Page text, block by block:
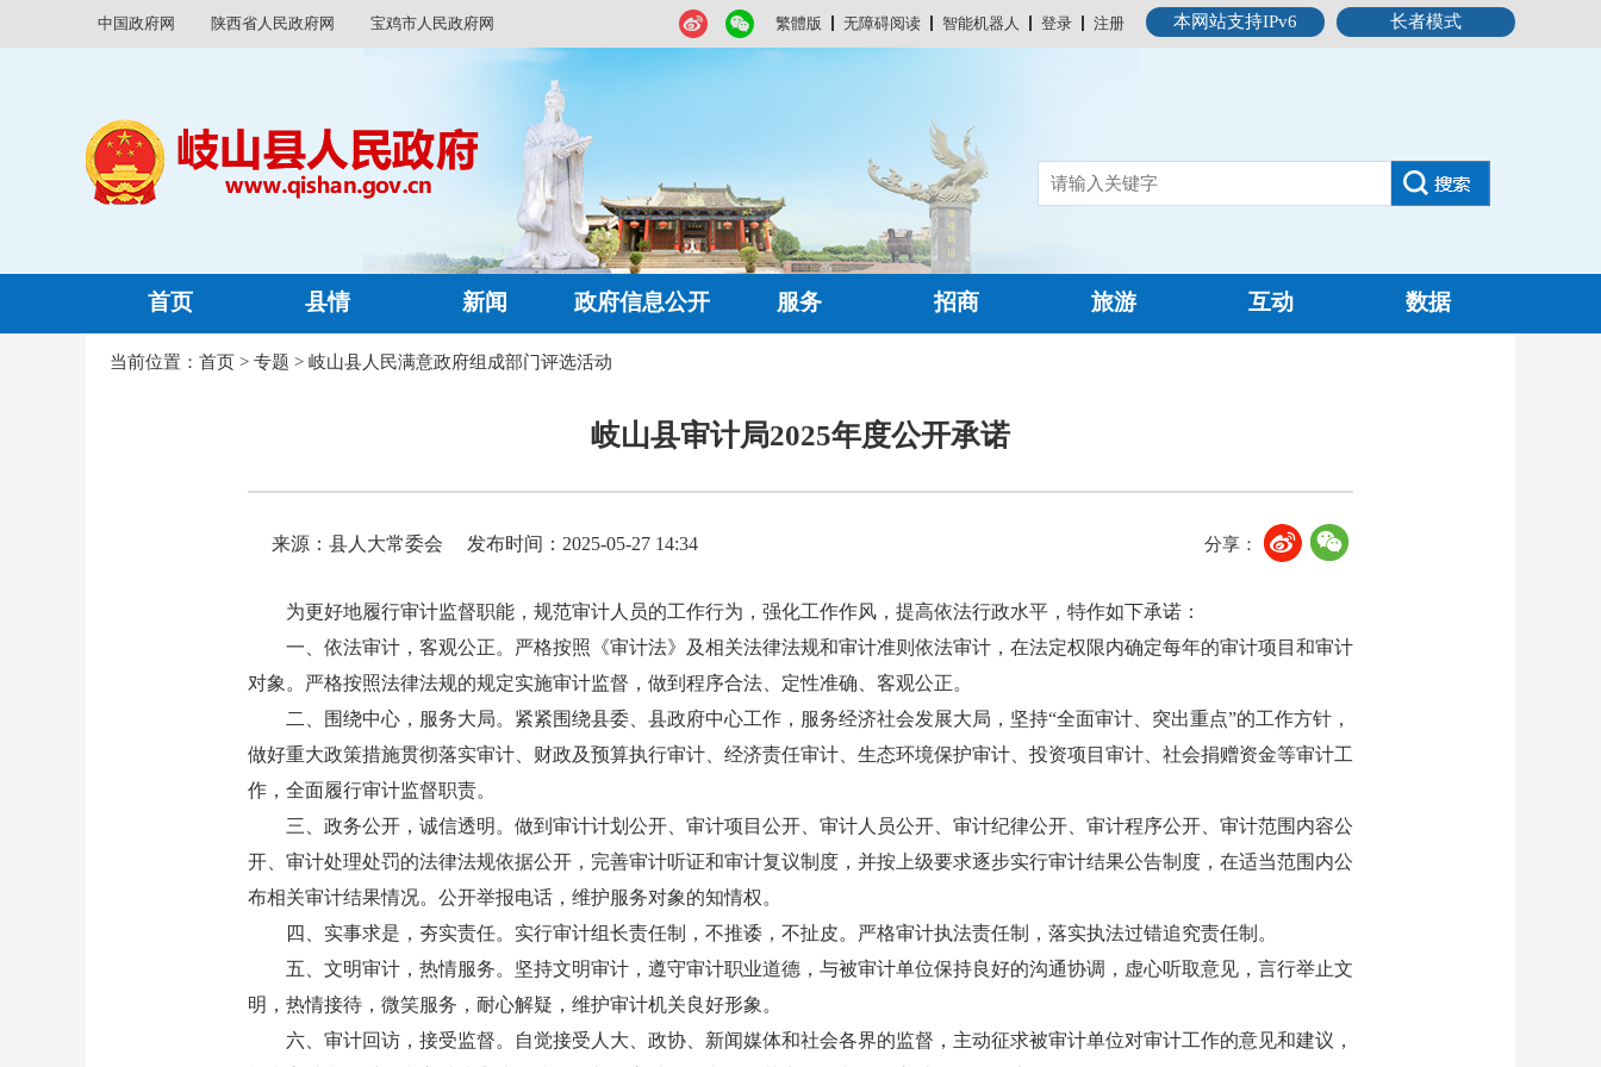
中国政府网 陕西省人民政府网 宝鸡市人民政府网 长者模式
本网站支持IPv6
繁體版 无障碍阅读 智能机器人 登录 注册
首页 县情 新闻 政府信息公开 服务 招商 旅游 互动 数据
当前位置： 首页 > 专题 > 岐山县人民满意政府组成部门评选活动
岐山县审计局2025年度公开承诺
来源：县人大常委会 发布时间：2025-05-27 14:34 分享：
为更好地履行审计监督职能，规范审计人员的工作行为，强化工作作风，提高依法行政水平，特作如下承诺：
一、依法审计，客观公正。严格按照《审计法》及相关法律法规和审计准则依法审计，在法定权限内确定每年的审计项目和审计
对象。严格按照法律法规的规定实施审计监督，做到程序合法、定性准确、客观公正。
二、围绕中心，服务大局。紧紧围绕县委、县政府中心工作，服务经济社会发展大局，坚持“全面审计、突出重点”的工作方针，
做好重大政策措施贯彻落实审计、财政及预算执行审计、经济责任审计、生态环境保护审计、投资项目审计、社会捐赠资金等审计工
作，全面履行审计监督职责。
三、政务公开，诚信透明。做到审计计划公开、审计项目公开、审计人员公开、审计纪律公开、审计程序公开、审计范围内容公
开、审计处理处罚的法律法规依据公开，完善审计听证和审计复议制度，并按上级要求逐步实行审计结果公告制度，在适当范围内公
布相关审计结果情况。公开举报电话，维护服务对象的知情权。
四、实事求是，夯实责任。实行审计组长责任制，不推诿，不扯皮。严格审计执法责任制，落实执法过错追究责任制。
五、文明审计，热情服务。坚持文明审计，遵守审计职业道德，与被审计单位保持良好的沟通协调，虚心听取意见，言行举止文
明，热情接待，微笑服务，耐心解疑，维护审计机关良好形象。
六、审计回访，接受监督。自觉接受人大、政协、新闻媒体和社会各界的监督，主动征求被审计单位对审计工作的意见和建议，